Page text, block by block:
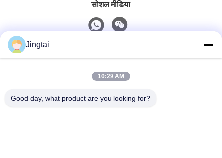
सोशल मीडिया
0086-755-27491128
Jingtai
10:29 AM
Good day, what product are you looking for?